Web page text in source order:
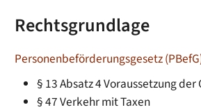
Rechtsgrundlage
Personenbeförderungsgesetz
§ 13 Absatz 4 Voraussetzung
§ 47 Verkehr mit Taxen